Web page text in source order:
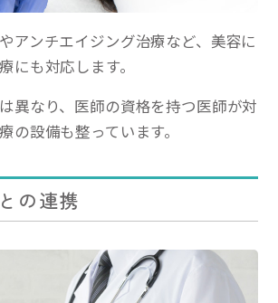
アンチエイジング治療など、美容に
にも対応します。
異なり、医師の資格を持つ医師が対
の設備も整っています。
の連携